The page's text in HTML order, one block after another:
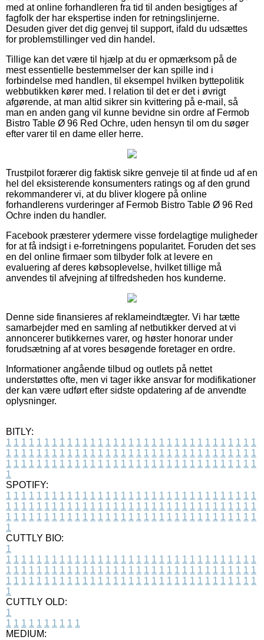
med at online forhandleren fra tid til anden besigtiges af
fagfolk der har ekspertise inden for retningslinjerne.
Desuden giver det dig genvej til support, ifald du udsættes
for problemstillinger ved din handel.
Tillige kan det være til hjælp at du er opmærksom på de
mest essentielle bestemmelser der kan spille ind i
forbindelse med handlen, til eksempel hvilken byttepolitik
webbutikken kører med. I relation til det er det i øvrigt
afgørende, at man altid sikrer sin kvittering på e-mail, så
man en anden gang vil kunne bevidne sin ordre af Fermob
Bistro Table Ø 96 Red Ochre, uden hensyn til om du søger
efter varer til en dame eller herre.
Trustpilot forærer dig faktisk sikre genveje til at finde ud af en
hel del eksisterende konsumenters ratings og af den grund
rekommanderer vi, at du bliver klogere på online
forhandlerens vurderinger af Fermob Bistro Table Ø 96 Red
Ochre inden du handler.
Facebook præsterer ydermere visse fordelagtige muligheder
for at få indsigt i e-forretningens popularitet. Foruden det ses
en del online firmaer som tilbyder folk at levere en
evaluering af deres købsoplevelse, hvilket tillige må
anvendes til afvejning af tilfredsheden hos kunderne.
Denne side finansieres af reklameindtægter. Vi har tætte
samarbejder med en samling af netbutikker derved at vi
annoncerer butikkernes varer, og høster honorar under
forudsætning af at vores besøgende foretager en ordre.
Informationer angående tilbud og outlets på nettet
understøttes ofte, men vi tager ikke ansvar for modifikationer
der kan være udført efter sidste opdatering af de anvendte
oplysninger.
BITLY:
1 1 1 1 1 1 1 1 1 1 1 1 1 1 1 1 1 1 1 1 1 1 1 1 1 1 1 1 1 1 1 1 1
1 1 1 1 1 1 1 1 1 1 1 1 1 1 1 1 1 1 1 1 1 1 1 1 1 1 1 1 1 1 1 1 1
1 1 1 1 1 1 1 1 1 1 1 1 1 1 1 1 1 1 1 1 1 1 1 1 1 1 1 1 1 1 1 1 1
1
SPOTIFY:
1 1 1 1 1 1 1 1 1 1 1 1 1 1 1 1 1 1 1 1 1 1 1 1 1 1 1 1 1 1 1 1 1
1 1 1 1 1 1 1 1 1 1 1 1 1 1 1 1 1 1 1 1 1 1 1 1 1 1 1 1 1 1 1 1 1
1 1 1 1 1 1 1 1 1 1 1 1 1 1 1 1 1 1 1 1 1 1 1 1 1 1 1 1 1 1 1 1 1
1
CUTTLY BIO:
1
1 1 1 1 1 1 1 1 1 1 1 1 1 1 1 1 1 1 1 1 1 1 1 1 1 1 1 1 1 1 1 1 1
1 1 1 1 1 1 1 1 1 1 1 1 1 1 1 1 1 1 1 1 1 1 1 1 1 1 1 1 1 1 1 1 1
1 1 1 1 1 1 1 1 1 1 1 1 1 1 1 1 1 1 1 1 1 1 1 1 1 1 1 1 1 1 1 1 1
1
CUTTLY OLD:
1
1 1 1 1 1 1 1 1 1 1
MEDIUM: